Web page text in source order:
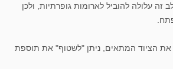
זה עלולה להוביל לארומות גופרתיות, ולכן
הציוד המתאים, ניתן "לשטוף" את תוספת